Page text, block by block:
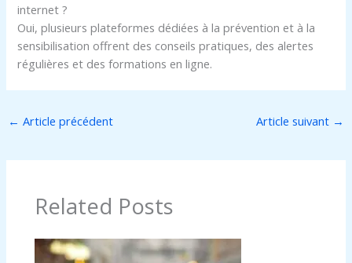
internet ?
Oui, plusieurs plateformes dédiées à la prévention et à la
sensibilisation offrent des conseils pratiques, des alertes
régulières et des formations en ligne.
← Article précédent Article suivant →
Related Posts